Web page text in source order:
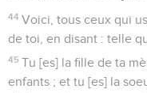
44 Voici, tous ceux qui
de toi, en disant : telle
45 Tu [es] la fille de ta
enfants ; et tu [es] la